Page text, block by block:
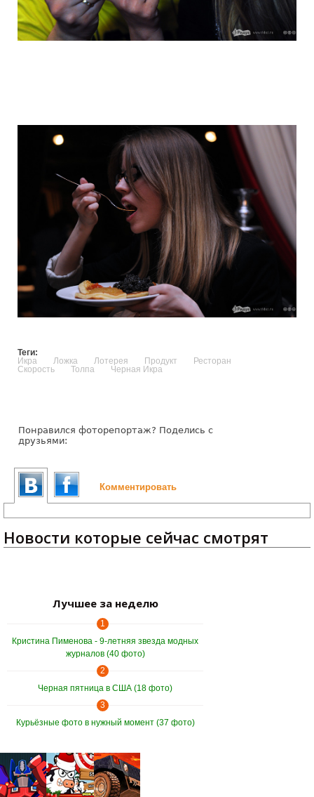
Теги:
Икра
Ложка Лотерея Продукт
Ресторан
Скорость
Толпа Черная Икра
Понравился фоторепортаж? Поделись с
друзьями:
Комментировать
Новости которые сейчас смотрят
Лучшее за неделю
1
Кристина Пименова - 9-летняя звезда модных
журналов (40 фото)
2
Черная пятница в США (18 фото)
3
Курьёзные фото в нужный момент (37 фото)